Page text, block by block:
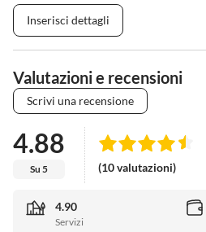
Inserisci dettagli
Valutazioni e recensioni
Scrivi una recensione
4.88
Su 5 (10 valutazioni)
4.90
Servizi